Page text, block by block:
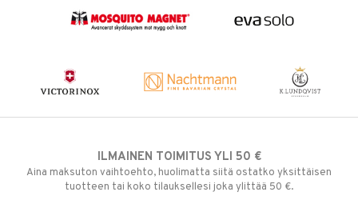
ILMAINEN TOIMITUS YLI 50 €
Aina maksuton vaihtoehto, huolimatta siitä ostatko yksittäisen
tuotteen tai koko tilauksellesi joka ylittää 50 €.